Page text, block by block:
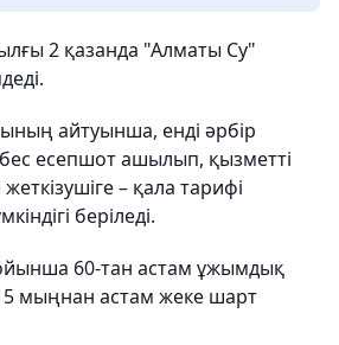
2 қазанда "Алматы Су"
айтуынша, енді әрбір
есепшот ашылып, қызметті
– қала тарифі
беріледі.
60-тан астам ұжымдық
мыңнан астам жеке шарт